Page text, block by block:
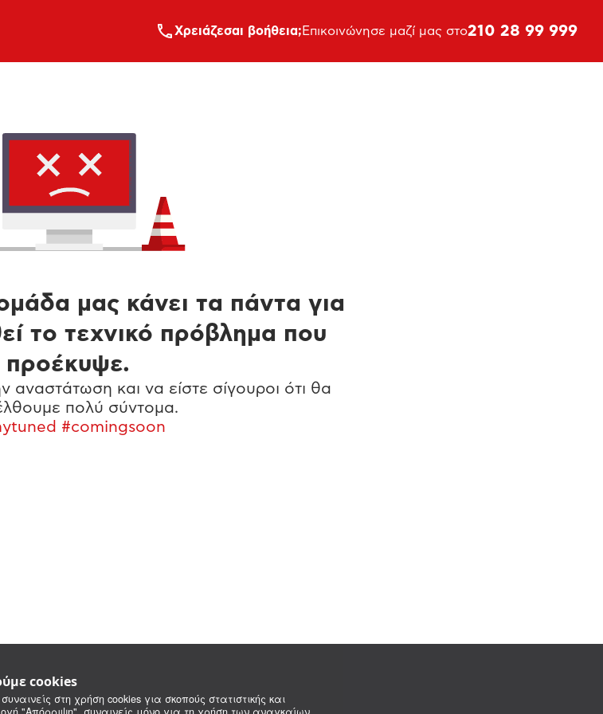
cookies
στη χρήση cookies για σκοπούς στατιστικής και
Xρειάζεσαι βοήθεια; Επικοινώνησε μαζί μας στο210 28 99 999
μας κάνει τα πάντα για
το τεχνικό πρόβλημα που
προέκυψε.
αναστάτωση και να είστε σίγουροι ότι θα
πολύ σύντομα.
#comingsoon